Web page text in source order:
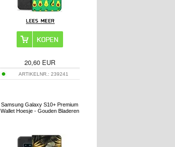
20,60EUR
ARTIKELNR.: 239241
Samsung Galaxy S10+ Premium
Wallet Hoesje - Gouden Bladeren